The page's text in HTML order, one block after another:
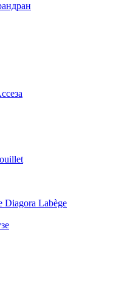
Diagora Labège